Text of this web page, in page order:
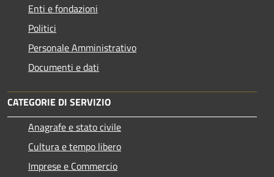
Enti e fondazioni
Politici
Personale Amministrativo
Documenti e dati
CATEGORIE DI SERVIZIO
Anagrafe e stato civile
Cultura e tempo libero
Imprese e Commercio